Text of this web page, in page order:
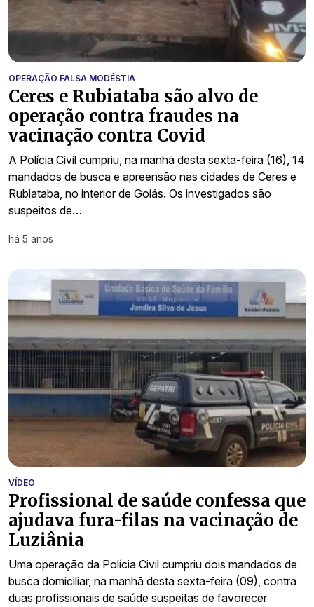
OPERAÇÃO FALSA MODÉSTIA
Ceres e Rubiataba são alvo de
operação contra fraudes na
vacinação contra Covid
A Polícia Civil cumpriu, na manhã desta sexta-feira (16), 14
mandados de busca e apreensão nas cidades de Ceres e
Rubiataba, no interior de Goiás. Os investigados são
suspeitos de…
há 5 anos
VÍDEO
Profissional de saúde confessa que
ajudava fura-filas na vacinação de
Luziânia
Uma operação da Polícia Civil cumpriu dois mandados de
busca domiciliar, na manhã desta sexta-feira (09), contra
duas profissionais de saúde suspeitas de favorecer